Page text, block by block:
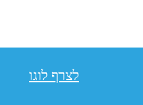
לצרף לוגו